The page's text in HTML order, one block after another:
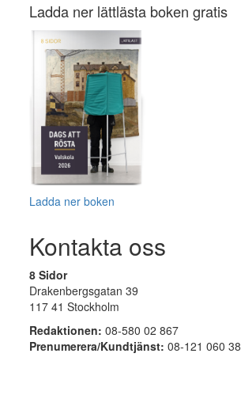
Ladda ner lättlästa boken gratis
Ladda ner boken
Kontakta oss
8 Sidor
Drakenbergsgatan 39
117 41 Stockholm
Redaktionen: 08-580 02 867
Prenumerera/Kundtjänst: 08-121 060 38